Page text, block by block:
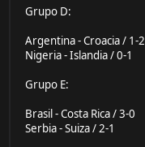
Grupo D:
Argentina - Croacia / 1-2
Nigeria - Islandia / 0-1
Grupo E:
Brasil - Costa Rica / 3-0
Serbia - Suiza / 2-1